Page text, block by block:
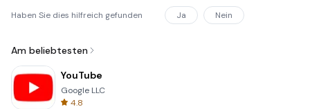
Haben Sie dies hilfreich gefunden Ja Nein
Am beliebtesten
YouTube
Google LLC
4.8